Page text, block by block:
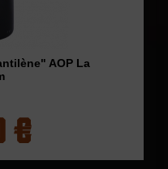
AOP La
€